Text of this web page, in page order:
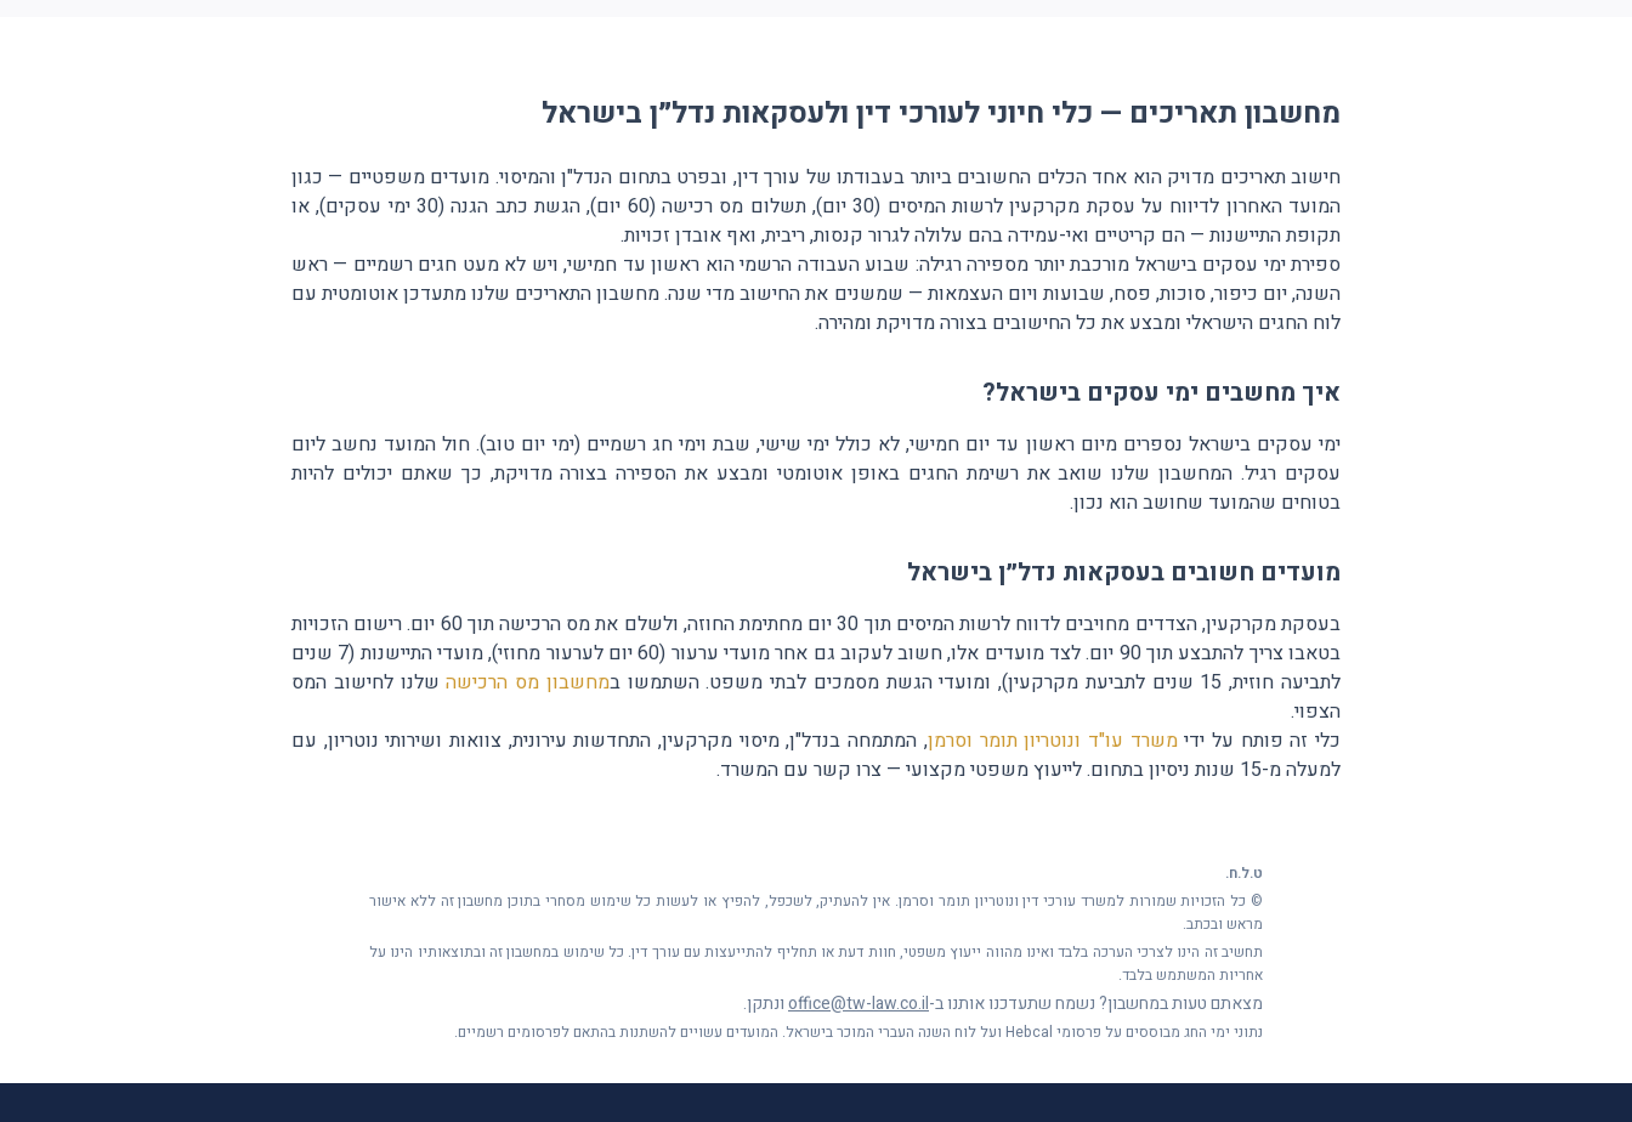
מחשבון תאריכים — כלי חיוני לעורכי דין ולעסקאות נדל״ן בישראל
חישוב תאריכים מדויק הוא אחד הכלים החשובים ביותר בעבודתו של עורך דין, ובפרט בתחום הנדל"ן והמיסוי. מועדים משפטיים — כגון
המועד האחרון לדיווח על עסקת מקרקעין לרשות המיסים (30 יום), תשלום מס רכישה (60 יום), הגשת כתב הגנה (30 ימי עסקים), או
תקופת התיישנות — הם קריטיים ואי-עמידה בהם עלולה לגרור קנסות, ריבית, ואף אובדן זכויות.
ספירת ימי עסקים בישראל מורכבת יותר מספירה רגילה: שבוע העבודה הרשמי הוא ראשון עד חמישי, ויש לא מעט חגים רשמיים — ראש
השנה, יום כיפור, סוכות, פסח, שבועות ויום העצמאות — שמשנים את החישוב מדי שנה. מחשבון התאריכים שלנו מתעדכן אוטומטית עם
לוח החגים הישראלי ומבצע את כל החישובים בצורה מדויקת ומהירה.
איך מחשבים ימי עסקים בישראל?
ימי עסקים בישראל נספרים מיום ראשון עד יום חמישי, לא כולל ימי שישי, שבת וימי חג רשמיים (ימי יום טוב). חול המועד נחשב ליום
עסקים רגיל. המחשבון שלנו שואב את רשימת החגים באופן אוטומטי ומבצע את הספירה בצורה מדויקת, כך שאתם יכולים להיות
בטוחים שהמועד שחושב הוא נכון.
מועדים חשובים בעסקאות נדל״ן בישראל
בעסקת מקרקעין, הצדדים מחויבים לדווח לרשות המיסים תוך 30 יום מחתימת החוזה, ולשלם את מס הרכישה תוך 60 יום. רישום הזכויות
בטאבו צריך להתבצע תוך 90 יום. לצד מועדים אלו, חשוב לעקוב גם אחר מועדי ערעור (60 יום לערעור מחוזי), מועדי התיישנות (7 שנים
לתביעה חוזית, 15 שנים לתביעת מקרקעין), ומועדי הגשת מסמכים לבתי משפט. השתמשו ב
מחשבון מס הרכישהשלנו לחישוב המס
הצפוי.
כלי זה פותח על ידימשרד עו"ד ונוטריון תומר וסרמן, המתמחה בנדל"ן, מיסוי מקרקעין, התחדשות עירונית, צוואות ושירותי נוטריון, עם
למעלה מ-15 שנות ניסיון בתחום. לייעוץ משפטי מקצועי — צרו קשר עם המשרד.
ט.ל.ח.
© כל הזכויות שמורות למשרד עורכי דין ונוטריון תומר וסרמן. אין להעתיק, לשכפל, להפיץ או לעשות כל שימוש מסחרי בתוכן מחשבון זה ללא אישור
מראש ובכתב.
תחשיב זה הינו לצרכי הערכה בלבד ואינו מהווה ייעוץ משפטי, חוות דעת או תחליף להתייעצות עם עורך דין. כל שימוש במחשבון זה ובתוצאותיו הינו על
אחריות המשתמש בלבד.
מצאתם טעות במחשבון? נשמח שתעדכנו אותנו ב-office@tw-law.co.ilונתקן.
נתוני ימי החג מבוססים על פרסומי Hebcal ועל לוח השנה העברי המוכר בישראל. המועדים עשויים להשתנות בהתאם לפרסומים רשמיים.